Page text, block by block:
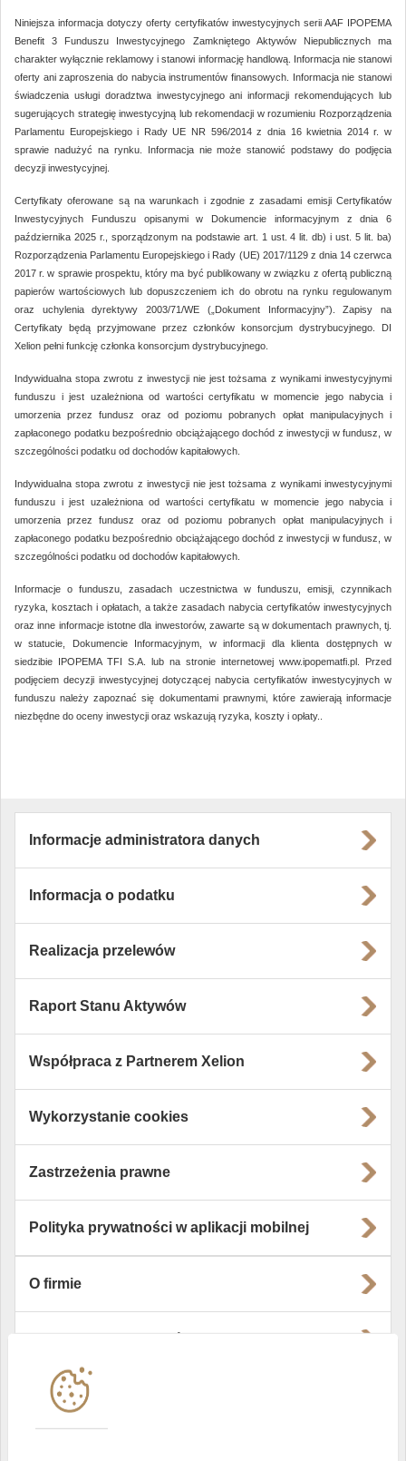
Niniejsza informacja dotyczy oferty certyfikatów inwestycyjnych serii AAF IPOPEMA
Benefit 3 Funduszu Inwestycyjnego Zamkniętego Aktywów Niepublicznych ma
charakter wyłącznie reklamowy i stanowi informację handlową. Informacja nie stanowi
oferty ani zaproszenia do nabycia instrumentów finansowych. Informacja nie stanowi
świadczenia usługi doradztwa inwestycyjnego ani informacji rekomendujących lub
sugerujących strategię inwestycyjną lub rekomendacji w rozumieniu Rozporządzenia
Parlamentu Europejskiego i Rady UE NR 596/2014 z dnia 16 kwietnia 2014 r. w
sprawie nadużyć na rynku. Informacja nie może stanowić podstawy do podjęcia
decyzji inwestycyjnej.
Certyfikaty oferowane są na warunkach i zgodnie z zasadami emisji Certyfikatów
Inwestycyjnych Funduszu opisanymi w Dokumencie informacyjnym z dnia 6
października 2025 r., sporządzonym na podstawie art. 1 ust. 4 lit. db) i ust. 5 lit. ba)
Rozporządzenia Parlamentu Europejskiego i Rady (UE) 2017/1129 z dnia 14 czerwca
2017 r. w sprawie prospektu, który ma być publikowany w związku z ofertą publiczną
papierów wartościowych lub dopuszczeniem ich do obrotu na rynku regulowanym
oraz uchylenia dyrektywy 2003/71/WE („Dokument Informacyjny”). Zapisy na
Certyfikaty będą przyjmowane przez członków konsorcjum dystrybucyjnego. DI
Xelion pełni funkcję członka konsorcjum dystrybucyjnego.
Indywidualna stopa zwrotu z inwestycji nie jest tożsama z wynikami inwestycyjnymi
funduszu i jest uzależniona od wartości certyfikatu w momencie jego nabycia i
umorzenia przez fundusz oraz od poziomu pobranych opłat manipulacyjnych i
zapłaconego podatku bezpośrednio obciążającego dochód z inwestycji w fundusz, w
szczególności podatku od dochodów kapitałowych.
Indywidualna stopa zwrotu z inwestycji nie jest tożsama z wynikami inwestycyjnymi
funduszu i jest uzależniona od wartości certyfikatu w momencie jego nabycia i
umorzenia przez fundusz oraz od poziomu pobranych opłat manipulacyjnych i
zapłaconego podatku bezpośrednio obciążającego dochód z inwestycji w fundusz, w
szczególności podatku od dochodów kapitałowych.
Informacje o funduszu, zasadach uczestnictwa w funduszu, emisji, czynnikach
ryzyka, kosztach i opłatach, a także zasadach nabycia certyfikatów inwestycyjnych
oraz inne informacje istotne dla inwestorów, zawarte są w dokumentach prawnych, tj.
w statucie, Dokumencie Informacyjnym, w informacji dla klienta dostępnych w
siedzibie IPOPEMA TFI S.A. lub na stronie internetowej www.ipopematfi.pl. Przed
podjęciem decyzji inwestycyjnej dotyczącej nabycia certyfikatów inwestycyjnych w
funduszu należy zapoznać się dokumentami prawnymi, które zawierają informacje
niezbędne do oceny inwestycji oraz wskazują ryzyka, koszty i opłaty..
Informacje administratora danych
Informacja o podatku
Realizacja przelewów
Raport Stanu Aktywów
Współpraca z Partnerem Xelion
Wykorzystanie cookies
Zastrzeżenia prawne
Polityka prywatności w aplikacji mobilnej
O firmie
Instytucje współpracujące